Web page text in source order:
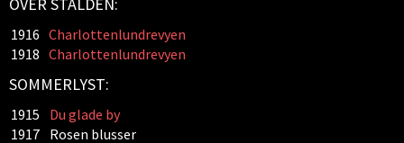
1916 Charlottenlundrevyen
1918 Charlottenlundrevyen
SOMMERLYST:
1915
Du glade by
1917 Rosen blusser